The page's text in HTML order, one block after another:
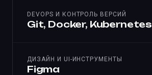
DEVOPS И КОНТРОЛЬ ВЕРСИЙ
Git, Docker, Kubernetes
ДИЗАЙН И UI-ИНСТРУМЕНТЫ
Figma